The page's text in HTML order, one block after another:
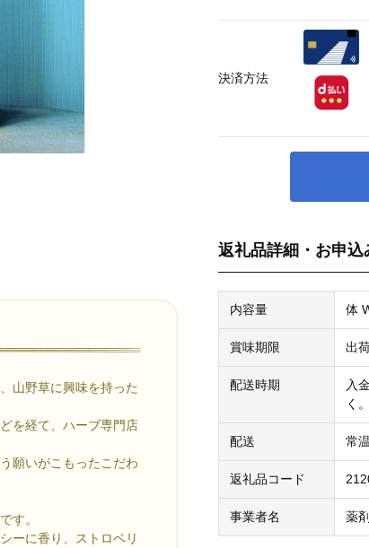
山野草に興味を持った
を経て、ハーブ専門店
願いがこもったこだわ
す。
ーに香り、ストロベリ
返礼品詳細・お申込
内容量 体
賞味期限 出
配送時期
入
く
配送 常温
返礼品コード
事業者名 薬
決済方法